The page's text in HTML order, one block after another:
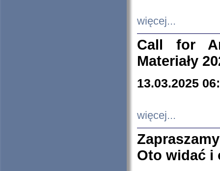
więcej...
Call for
Materiały
13.03.2025
więcej...
Oto widać i